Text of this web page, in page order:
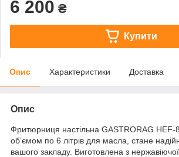
6 200 ₴
Купити
Опис Характеристики Доставка
Опис
Фритюрниця настільна GASTRORAG HEF-
об’ємом по 6 літрів для масла, стане
вашого закладу. Виготовлена з